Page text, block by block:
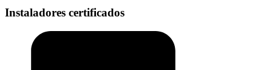
Instaladores certificados